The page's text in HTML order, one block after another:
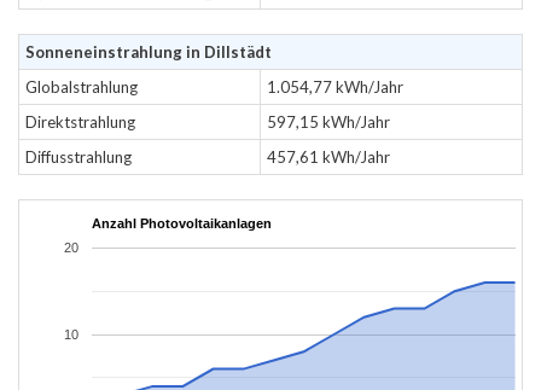
Sonneneinstrahlung in Dillstädt
Globalstrahlung
1.054,77 kWh/Jahr
Direktstrahlung
597,15 kWh/Jahr
Diffusstrahlung
457,61 kWh/Jahr
Anzahl Photovoltaikanlagen
10
20